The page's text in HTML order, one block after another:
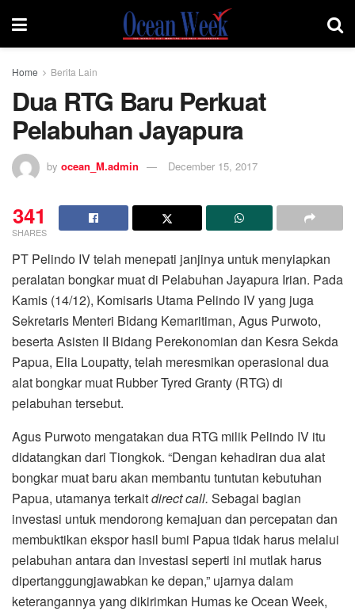
Home Berita Lain
Dua RTG Baru Perkuat
Pelabuhan Jayapura
by ocean_M.admin December 15, 2017
341
SHARES
PT Pelindo IV telah menepati janjinya untuk menyiapkan
peralatan bongkar muat di Pelabuhan Jayapura Irian. Pada
Kamis (14/12), Komisaris Utama Pelindo IV yang juga
Sekretaris Menteri Bidang Kemaritiman, Agus Purwoto,
beserta Asisten II Bidang Perekonomian dan Kesra Sekda
Papua, Elia Loupatty, telah meresmikan operasional dua
alat bongkar muat Rubber Tyred Granty (RTG) di
pelabuhan tersebut.
Agus Purwoto mengatakan dua RTG milik Pelindo IV itu
didatangkan dari Tiongkok. “Dengan kehadiran dua alat
bongkar muat baru akan membantu tuntutan kebutuhan
Papua, utamanya terkaitdirect call. Sebagai bagian
investasi untuk mendorong kemajuan dan percepatan dan
membuktikan ekspor hasil bumi Papua tidak harus melalui
pelabuhan antara dan investasi seperti ini mutlak harus
dipertanggungjawabkan ke depan,” ujarnya dalam
keterangannya yang dikirimkan Humas ke Ocean Week,